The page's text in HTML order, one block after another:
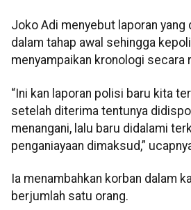
Joko Adi menyebut laporan yang
dalam tahap awal sehingga
menyampaikan kronologi secara
“Ini kan laporan polisi baru kita
setelah diterima tentunya
menangani, lalu baru didalami
penganiayaan dimaksud,”
Ia menambahkan korban dalam
berjumlah satu orang.